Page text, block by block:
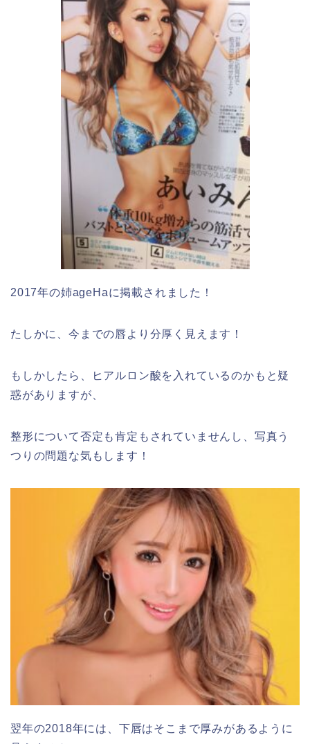
2017年の姉ageHaに掲載されました！
たしかに、今までの唇より分厚く見えます！
もしかしたら、ヒアルロン酸を入れているのかもと疑
惑がありますが、
整形について否定も肯定もされていませんし、写真う
つりの問題な気もします！
翌年の2018年には、下唇はそこまで厚みがあるように